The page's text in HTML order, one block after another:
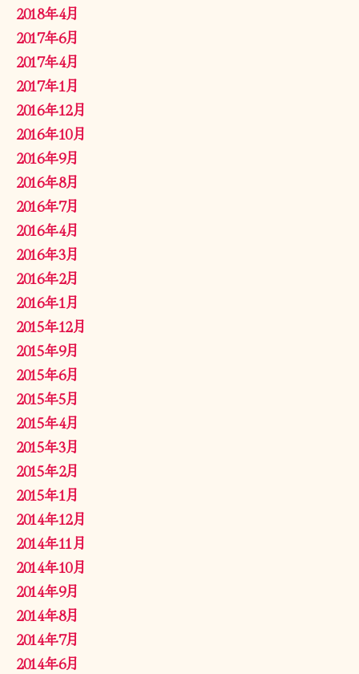
2018年4月
2017年6月
2017年4月
2017年1月
2016年12月
2016年10月
2016年9月
2016年8月
2016年7月
2016年4月
2016年3月
2016年2月
2016年1月
2015年12月
2015年9月
2015年6月
2015年5月
2015年4月
2015年3月
2015年2月
2015年1月
2014年12月
2014年11月
2014年10月
2014年9月
2014年8月
2014年7月
2014年6月